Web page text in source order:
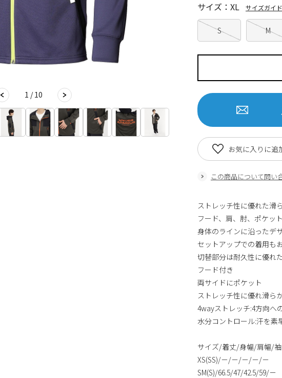
1 / 10
S M
サイズ：XL サイズガイ
この商品について問い
お気に入りに追
ストレッチ性に優れた滑
フード、肩、肘、ポケッ
身体のラインに沿ったデ
セットアップでの着用も
切替部分は耐久性に優れ
フード付き
両サイドにポケット
ストレッチ性に優れ滑ら
4wayストレッチ:4方向へ
水分コントロール:汗を素
サイズ/着丈/身幅/肩幅/
XS(SS)/－/－/－/－/－
SM(S)/66.5/47/42.5/59/－